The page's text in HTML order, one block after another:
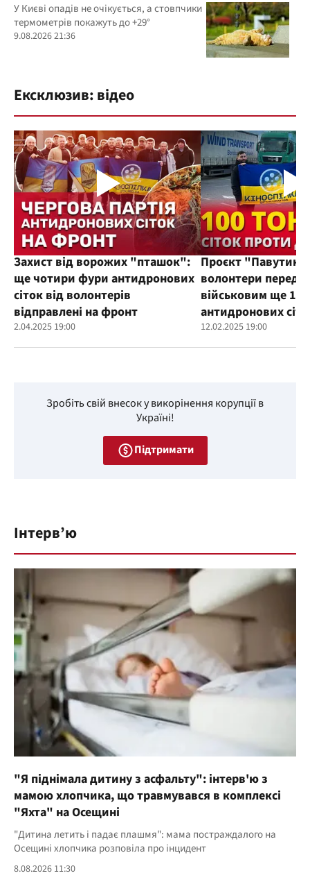
У Києві опадів не очікується, а стовпчики
термометрів покажуть до +29°
9.08.2026 21:36
Ексклюзив: відео
Захист від ворожих "пташок":
ще чотири фури антидронових
сіток від волонтерів
відправлені на фронт
2.04.2025 19:00
Проєкт
волонтери
військовим ще
антидронових
12.02.2025 19:00
Зробіть свій внесок у викорінення корупції в
Україні!
Підтримати
Інтерв’ю
"Я піднімала дитину з асфальту": інтерв'ю з
мамою хлопчика, що травмувався в комплексі
"Яхта" на Осещині
"Дитина летить і падає плашмя": мама постраждалого на
Осещині хлопчика розповіла про інцидент
8.08.2026 11:30